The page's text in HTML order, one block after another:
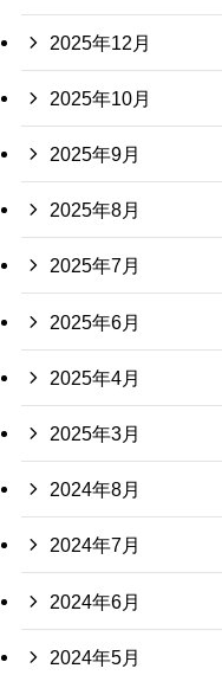
2025年12月
2025年10月
2025年9月
2025年8月
2025年7月
2025年6月
2025年4月
2025年3月
2024年8月
2024年7月
2024年6月
2024年5月